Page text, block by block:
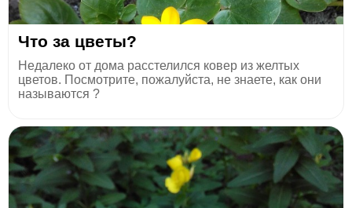
Что за цветы?
Недалеко от дома расстелился ковер из желтых
цветов. Посмотрите, пожалуйста, не знаете, как они
называются ?